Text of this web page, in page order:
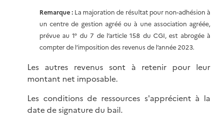
Remarque :La majoration de résultat pour non-adhésion à
un centre de gestion agréé ou à une association agréée,
prévue au 1° du 7 de l’article 158 du CGI, est abrogée à
compter de l’imposition des revenus de l’année 2023.
Les autres revenus sont à retenir pour leur
montant net imposable.
Les conditions de ressources s'apprécient à la
date de signature du bail.